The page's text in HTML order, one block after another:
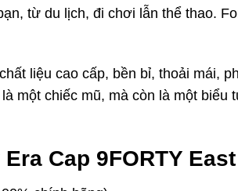
từ du lịch, đi chơi lẫn thể thao.
liệu cao cấp, bền bỉ, thoải mái,
là một chiếc mũ, mà còn là một
Cap 9FORTY